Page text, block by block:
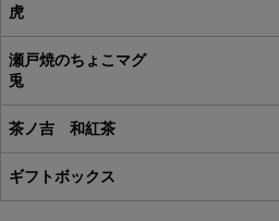
虎
瀬戸焼のちょこマグ
兎
茶ノ吉 和紅茶
ギフトボックス